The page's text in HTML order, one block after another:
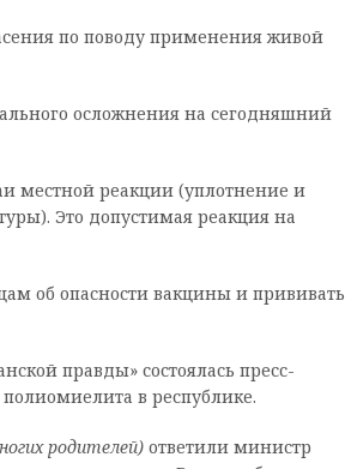
по поводу применения живой
осложнения на сегодняшний
местной реакции (уплотнение и
Это допустимая реакция на
об опасности вакцины и прививать
правды» состоялась пресс-
в республике.
родителей)ответили министр